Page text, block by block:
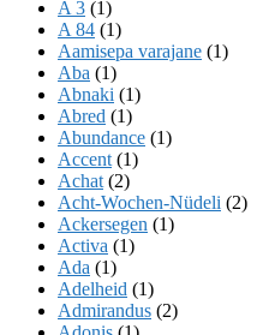
A 3 (1)
A 84 (1)
Aamisepa varajane (1)
Aba (1)
Abnaki (1)
Abred (1)
Abundance (1)
Accent (1)
Achat (2)
Acht-Wochen-Nüdeli (2)
Ackersegen (1)
Activa (1)
Ada (1)
Adelheid (1)
Admirandus (2)